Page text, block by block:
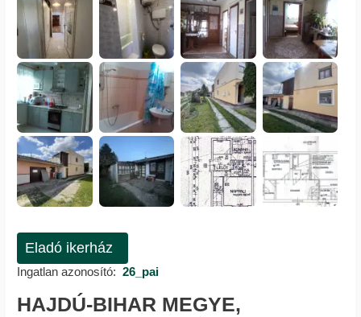
Eladó ikerház
Ingatlan azonosító: 26_pai
HAJDÚ-BIHAR MEGYE,